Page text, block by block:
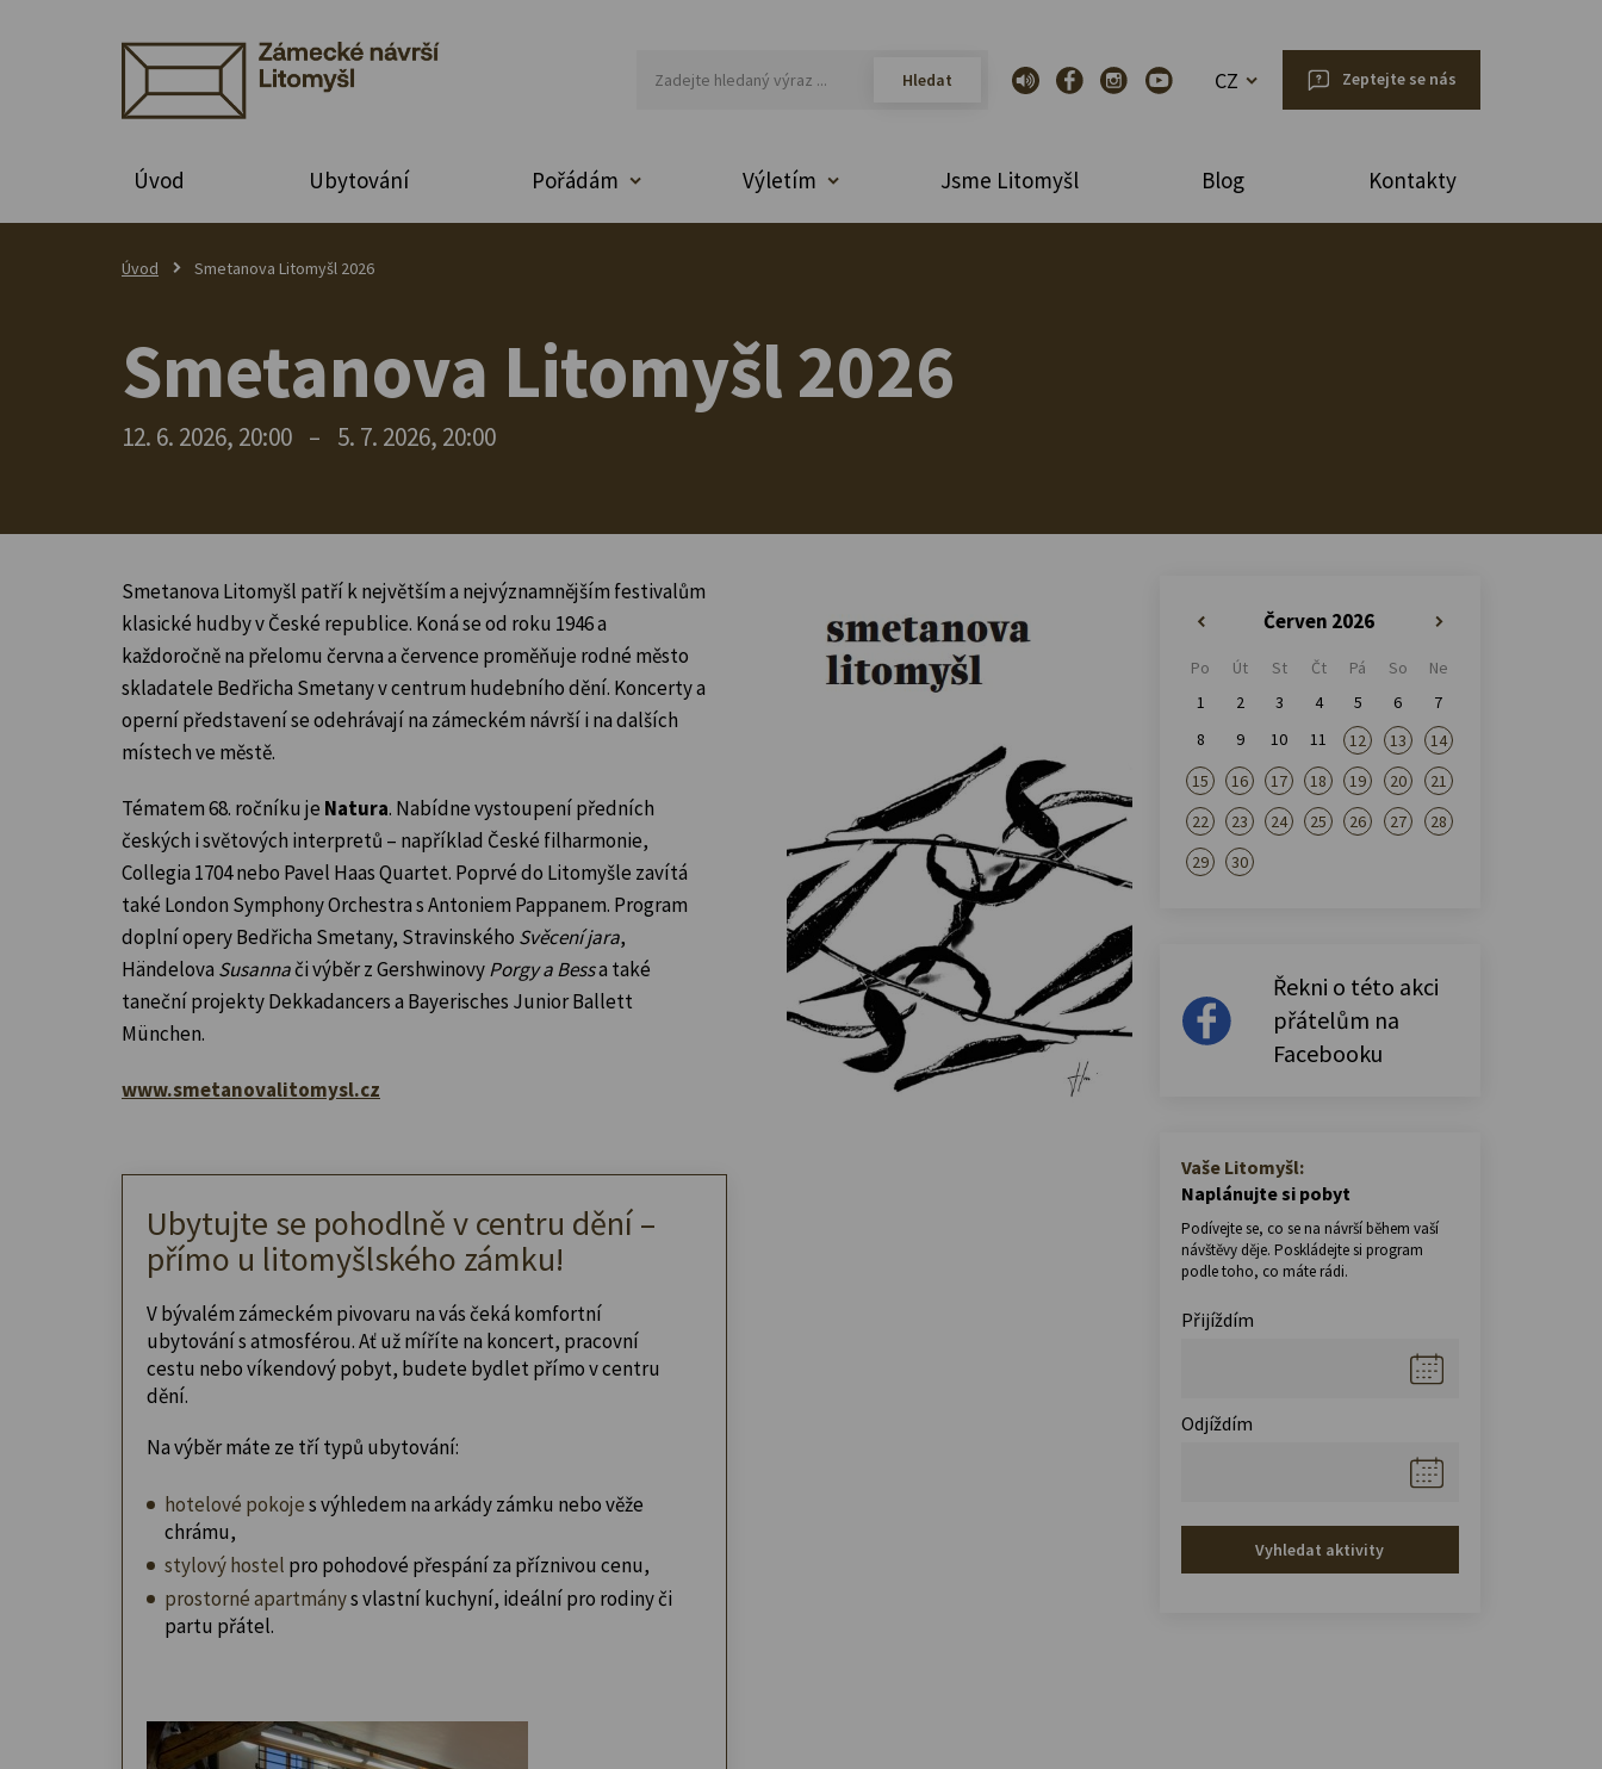
CZ Zeptejte se nás
Úvod Ubytování Pořádám Výletím Jsme Litomyšl Blog Kontakty
Úvod Smetanova Litomyšl 2026
Smetanova Litomyšl 2026
12. 6. 2026, 20:00 – 5. 7. 2026, 20:00
Smetanova Litomyšl patří k největším a nejvýznamnějším festivalům
klasické hudby v České republice. Koná se od roku 1946 a
každoročně na přelomu června a července proměňuje rodné město
skladatele Bedřicha Smetany v centrum hudebního dění. Koncerty a
operní představení se odehrávají na zámeckém návrší i na dalších
místech ve městě.
Tématem 68. ročníku je Natura. Nabídne vystoupení předních
českých i světových interpretů – například České filharmonie,
Collegia 1704 nebo Pavel Haas Quartet. Poprvé do Litomyšle zavítá
také London Symphony Orchestra s Antoniem Pappanem. Program
doplní opery Bedřicha Smetany, Stravinského Svěcení jara,
Händelova Susannači výběr z GershwinovyPorgy a Bessa také
taneční projekty Dekkadancers a Bayerisches Junior Ballett
München.
www.smetanovalitomysl.cz
Ubytujte se pohodlně v centru dění –
přímo u litomyšlského zámku!
V bývalém zámeckém pivovaru na vás čeká komfortní
ubytování s atmosférou. Ať už míříte na koncert, pracovní
cestu nebo víkendový pobyt, budete bydlet přímo v centru
dění.
Na výběr máte ze tří typů ubytování:
hotelové pokojes výhledem na arkády zámku nebo věže
chrámu,
stylový hostel pro pohodové přespání za příznivou cenu,
prostorné apartmánys vlastní kuchyní, ideální pro rodiny či
partu přátel.
Červen 2026
Po Út St Čt Pá So
Ne
1
2 3 4 5 6
7
8
9 10 11 12 13
14
15
16 17 18 19 20
21
22
23 24 25 26 27
28
29
30
Řekni o této akci
přátelům na
Facebooku
Vaše Litomyšl:
Naplánujte si pobyt
Podívejte se, co se na návrší během vaší
návštěvy děje. Poskládejte si program
podle toho, co máte rádi.
Přijíždím
Odjíždím
Vyhledat aktivity